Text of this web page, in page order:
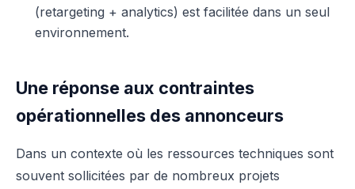
(retargeting + analytics) est facilitée dans un seul
environnement.
Une réponse aux contraintes
opérationnelles des annonceurs
Dans un contexte où les ressources techniques sont
souvent sollicitées par de nombreux projets